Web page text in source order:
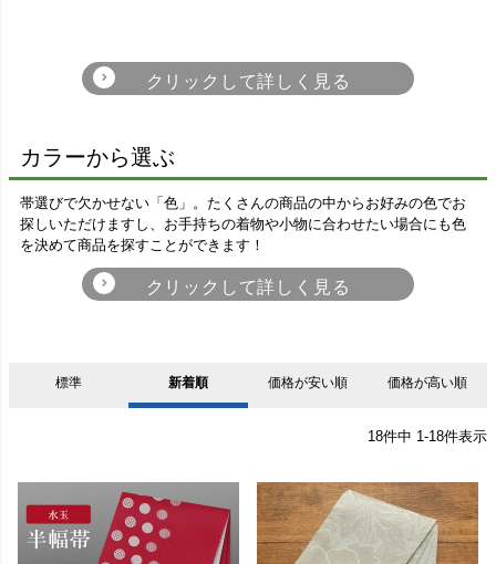
混紡
異なる繊維を混ぜて織られた生地。
それぞれの長所と短所を補うため、
コストを抑えるためなどの目的があ
ります。
流水柄・波柄
麻の葉 風景柄 蝶柄・昆虫柄
亀甲柄 幾何学・抽象柄 花柄
カラーから選ぶ
帯選びで欠かせない「色」。たくさんの商品の中からお好みの色でお
探しいただけますし、お手持ちの着物や小物に合わせたい場合にも色
を決めて商品を探すことができます！
標準 新着順 価格が安い順 価格が高い順
18件中 1-18件表示